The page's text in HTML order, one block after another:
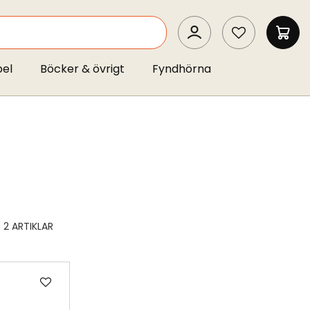
SEARCH
MIN
Böcker & övrigt Fyndhörna
2 ARTIKLAR